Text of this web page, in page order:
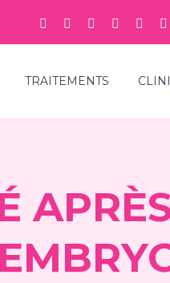
TRAITEMENTS